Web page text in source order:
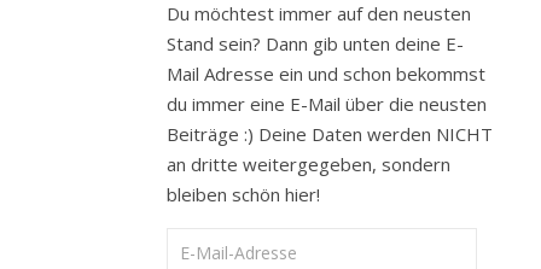
Du möchtest immer auf den neusten
Stand sein? Dann gib unten deine E-
Mail Adresse ein und schon bekommst
du immer eine E-Mail über die neusten
Beiträge :) Deine Daten werden NICHT
an dritte weitergegeben, sondern
bleiben schön hier!
E-Mail-Adresse